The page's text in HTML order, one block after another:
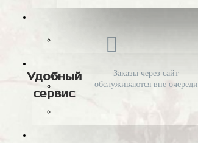
Удобный
сервис
Заказы через сайт
обслуживаются вне очереди